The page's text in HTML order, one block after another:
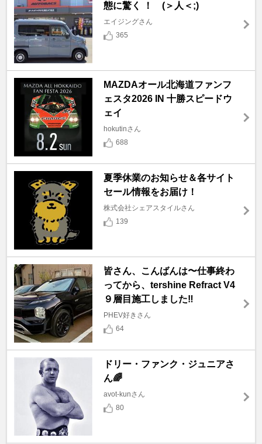
態に驚く ！ (＞人＜;)
エイジングさん
365
MAZDAオール北海道ファンフ
ェスタ2026 IN 十勝スピードウ
ェイ
hokutinさん
688
夏季休業のお知らせ＆各サイト
セール情報をお届け！
株式会社シェアスタイルさん
139
皆さん、こんばんは〜仕事終わ
ってから、tershine Refract V4
９層目施工しました‼️
PHEV好きさん
64
ドリー・ファンク・ジュニアさ
ん🌈
avot-kunさん
80